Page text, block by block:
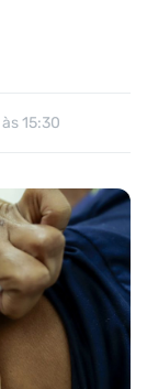
às 15:30